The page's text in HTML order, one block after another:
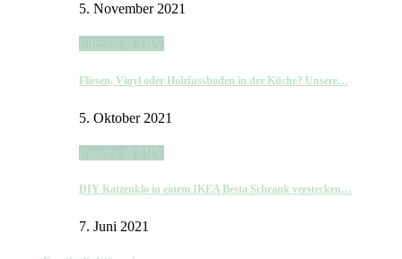
5. November 2021
Fliesen, Vinyl oder Holzfussboden in der Küche? Unsere…
5. Oktober 2021
DIY Katzenklo in einem IKEA Besta Schrank verstecken…
7. Juni 2021